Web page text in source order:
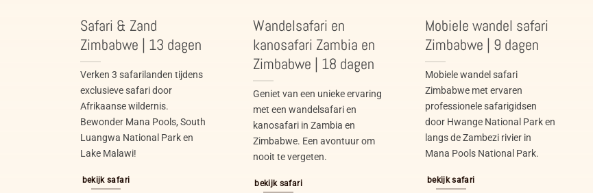
Safari & Zand
Zimbabwe | 13 dagen
Verken 3 safarilanden tijdens
exclusieve safari door
Afrikaanse wildernis.
Bewonder Mana Pools, South
Luangwa National Park en
Lake Malawi!
bekijk safari
Wandelsafari en
kanosafari Zambia en
Zimbabwe | 18 dagen
Geniet van een unieke ervaring
met een wandelsafari en
kanosafari in Zambia en
Zimbabwe. Een avontuur om
nooit te vergeten.
bekijk safari
Mobiele wandel safari
Zimbabwe | 9 dagen
Mobiele wandel safari
Zimbabwe met ervaren
professionele safarigidsen
door Hwange National Park en
langs de Zambezi rivier in
Mana Pools National Park.
bekijk safari